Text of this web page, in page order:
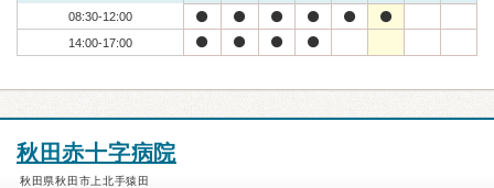
08:30-12:00
14:00-17:00
秋田赤十字病院
秋田県秋田市上北手猿田